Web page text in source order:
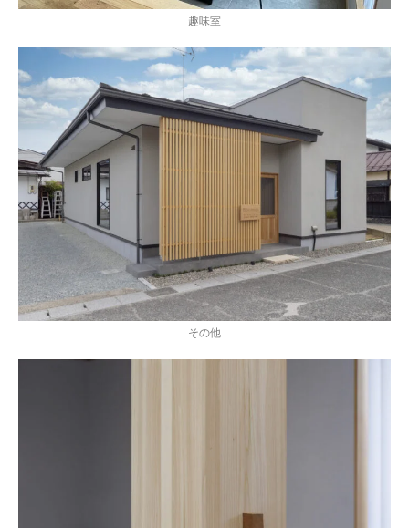
趣味室
その他